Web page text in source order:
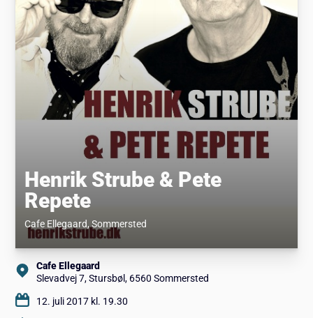
Henrik Strube & Pete
Repete
Cafe Ellegaard, Sommersted
Cafe Ellegaard
Slevadvej 7, Stursbøl, 6560 Sommersted
12. juli 2017 kl. 19.30